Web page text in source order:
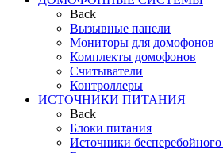
Back
Вызывные панели
Мониторы для домофонов
Комплекты домофонов
Считыватели
Контроллеры
ИСТОЧНИКИ ПИТАНИЯ
Back
Блоки питания
Источники